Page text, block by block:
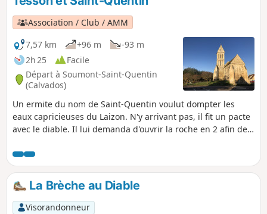
Association / Club / AMM
7,57 km
+96 m
-93 m
2h 25
Facile
Départ à Soumont-Saint-Quentin
(Calvados)
Un ermite du nom de Saint-Quentin voulut dompter les
eaux capricieuses du Laizon. N'y arrivant pas, il fit un pacte
avec le diable. Il lui demanda d'ouvrir la roche en 2 afin de
une toison pour lui redonner sa blancheur immaculée,
après quoi il serait maître de son âme. Le diable ouvrit la
roche en 2 mais ne put redonner la blancheur immaculée à
la toison car l'ermite, pour sauver son âme, avait donné, au
diable, une peau de bouc.
La Brèche au Diable
Visorandonneur